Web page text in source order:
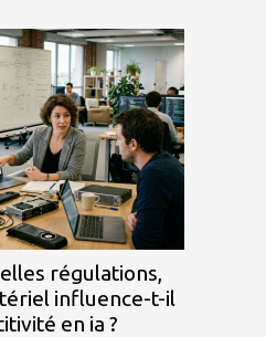
régulations,
influence-t-il
en ia ?